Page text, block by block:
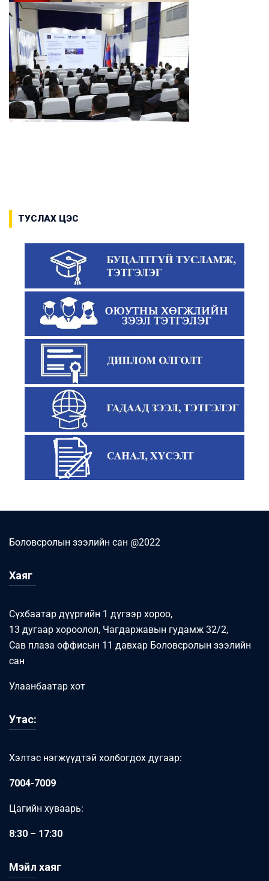
ТУСЛАХ ЦЭС
Боловсролын зээлийн сан @2022
Хаяг
Сүхбаатар дүүргийн 1 дүгээр хороо,
13 дугаар хороолол, Чагдаржавын гудамж 32/2,
Сав плаза оффисын 11 давхар Боловсролын зээлийн
сан
Улаанбаатар хот
Утас:
Хэлтэс нэгжүүдтэй холбогдох дугаар:
7004-7009
Цагийн хуваарь:
8:30 – 17:30
Мэйл хаяг